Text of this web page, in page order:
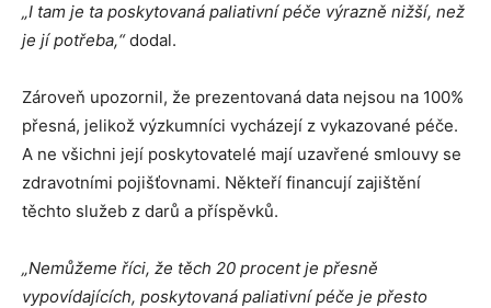
„I tam je ta poskytovaná paliativní péče výrazně nižší, než
je jí potřeba,“dodal.
Zároveň upozornil, že prezentovaná data nejsou na 100%
přesná, jelikož výzkumníci vycházejí z vykazované péče.
A ne všichni její poskytovatelé mají uzavřené smlouvy se
zdravotními pojišťovnami. Někteří financují zajištění
těchto služeb z darů a příspěvků.
„Nemůžeme říci, že těch 20 procent je přesně
vypovídajících, poskytovaná paliativní péče je přesto